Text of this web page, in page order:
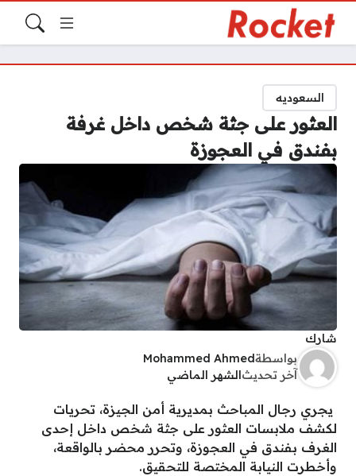
السعوديه
العثور على جثة شخص داخل غرفة
بفندق في العجوزة
شارك
بواسطةMohammed Ahmed
آخر تحديث الشهر الماضي
يجري رجال المباحث بمديرية أمن الجيزة، تحريات
لكشف ملابسات العثور على جثة شخص داخل إحدى
الغرف بفندق في العجوزة، وتحرر محضر بالواقعة،
وأخطرت النيابة المختصة للتحقيق.